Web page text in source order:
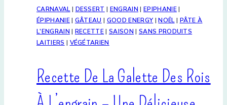
CARNAVAL| DESSERT | ENGRAIN | EPIPHANIE|
ÉPIPHANIE| GÂTEAU | GOOD ENERGY |NOËL| PÂTE À
L'ENGRAIN | RECETTE|SAISON | SANS PRODUITS
LAITIERS | VÉGÉTARIEN
Recette De La Galette Des Rois